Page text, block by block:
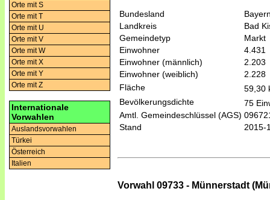
Orte mit S
Orte mit T
Orte mit U
Orte mit V
Orte mit W
Orte mit X
Orte mit Y
Orte mit Z
Internationale
Vorwahlen
Auslandsvorwahlen
Türkei
Österreich
Italien
Bundesland
Landkreis
Bad
Gemeindetyp
Markt
Einwohner
4.431
Einwohner (männlich)
2.203
Einwohner (weiblich)
2.228
Fläche
59,30
Bevölkerungsdichte
75
Amtl. Gemeindeschlüssel (AGS)
Stand
2015-
Vorwahl 09733 - Münnerstadt